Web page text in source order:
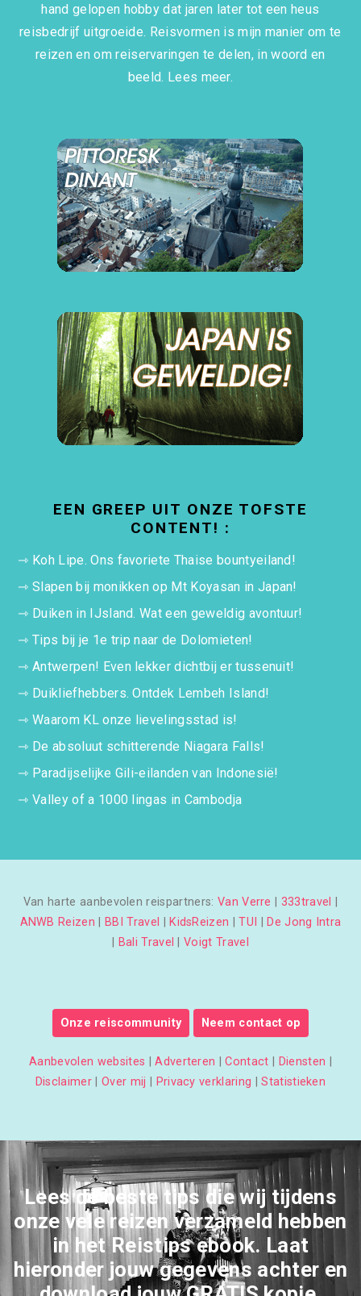
hand gelopen hobby dat jaren later tot een heus
reisbedrijf uitgroeide. Reisvormen is mijn manier om te
reizen en om reiservaringen te delen, in woord en
beeld. Lees meer.
EEN GREEP UIT ONZE TOFSTE
CONTENT! :
⇾ Koh Lipe. Ons favoriete Thaise bountyeiland!
⇾Slapen bij monikken op Mt Koyasan in Japan!
⇾ Duiken in IJsland. Wat een geweldig avontuur!
⇾Tips bij je 1e trip naar de Dolomieten!
⇾Antwerpen! Even lekker dichtbij er tussenuit!
⇾ Duikliefhebbers. Ontdek Lembeh Island!
⇾Waarom KL onze lievelingsstad is!
⇾ De absoluut schitterende Niagara Falls!
⇾ Paradijselijke Gili-eilanden van Indonesië!
⇾Valley of a 1000 lingas in Cambodja
Van harte aanbevolen reispartners: Van Verre 333travel
ANWB Reizen
BBI Travel KidsReizen |TUI
De Jong Intra
Bali Travel |Voigt Travel
Onze reiscommunity Neem contact op
Aanbevolen websites |Adverteren |Contact Diensten
Disclaimer |Over mij Privacy verklaring |Statistieken
Lees de beste tips die wij tijdens
onze vele reizen verzameld hebben
in het Reistips ebook. Laat
hieronder jouw gegevens achter en